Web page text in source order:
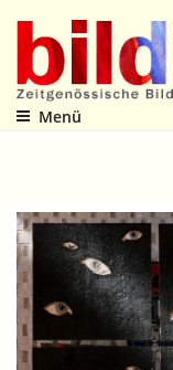
Inhalt
springen
Zeitgenössische Bild-
Menü